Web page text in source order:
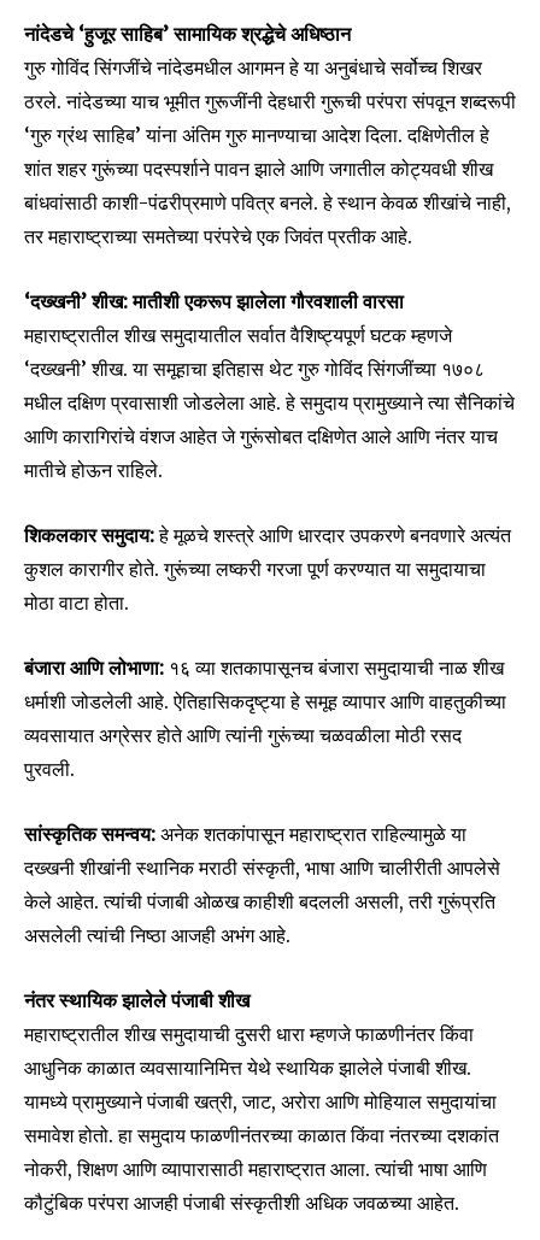
Join our community of
SUBSCRIBERS and be part of the
conversation.
or click the subscribe button below. Don't worry, we respect
your privacy and won't spam your inbox. Your information is
safe with us.
SUBSCRIBE
I've read and accept thePrivacy Policy
6,300 32,111
Followers
75
Followers
नांदेडचे ‘हुजूर साहिब’ सामायिक श्रद्धेचे अधिष्ठान
गुरु गोविंद सिंगजींचे नांदेडमधील आगमन हे या अनुबंधाचे सर्वोच्च शिखर
ठरले. नांदेडच्या याच भूमीत गुरूजींनी देहधारी गुरूची परंपरा संपवून शब्दरूपी
‘गुरु ग्रंथ साहिब’ यांना अंतिम गुरु मानण्याचा आदेश दिला. दक्षिणेतील हे
शांत शहर गुरूंच्या पदस्पर्शाने पावन झाले आणि जगातील कोट्यवधी शीख
बांधवांसाठी काशी-पंढरीप्रमाणे पवित्र बनले. हे स्थान केवळ शीखांचे नाही,
तर महाराष्ट्राच्या समतेच्या परंपरेचे एक जिवंत प्रतीक आहे.
‘दख्खनी’ शीख: मातीशी एकरूप झालेला गौरवशाली वारसा
महाराष्ट्रातील शीख समुदायातील सर्वात वैशिष्ट्यपूर्ण घटक म्हणजे
‘दख्खनी’ शीख. या समूहाचा इतिहास थेट गुरु गोविंद सिंगजींच्या १७०८
मधील दक्षिण प्रवासाशी जोडलेला आहे. हे समुदाय प्रामुख्याने त्या सैनिकांचे
आणि कारागिरांचे वंशज आहेत जे गुरूंसोबत दक्षिणेत आले आणि नंतर याच
मातीचे होऊन राहिले.
शिकलकार समुदाय:हे मूळचे शस्त्रे आणि धारदार उपकरणे बनवणारे अत्यंत
कुशल कारागीर होते. गुरूंच्या लष्करी गरजा पूर्ण करण्यात या समुदायाचा
मोठा वाटा होता.
बंजारा आणि लोभाणा: १६ व्या शतकापासूनच बंजारा समुदायाची नाळ शीख
धर्माशी जोडलेली आहे. ऐतिहासिकदृष्ट्या हे समूह व्यापार आणि वाहतुकीच्या
व्यवसायात अग्रेसर होते आणि त्यांनी गुरूंच्या चळवळीला मोठी रसद
पुरवली.
सांस्कृतिक समन्वय: अनेक शतकांपासून महाराष्ट्रात राहिल्यामुळे या
दख्खनी शीखांनी स्थानिक मराठी संस्कृती, भाषा आणि चालीरीती आपलेसे
केले आहेत. त्यांची पंजाबी ओळख काहीशी बदलली असली, तरी गुरूंप्रति
असलेली त्यांची निष्ठा आजही अभंग आहे.
नंतर स्थायिक झालेले पंजाबी शीख
महाराष्ट्रातील शीख समुदायाची दुसरी धारा म्हणजे फाळणीनंतर किंवा
आधुनिक काळात व्यवसायानिमित्त येथे स्थायिक झालेले पंजाबी शीख.
यामध्ये प्रामुख्याने पंजाबी खत्री, जाट, अरोरा आणि मोहियाल समुदायांचा
समावेश होतो. हा समुदाय फाळणीनंतरच्या काळात किंवा नंतरच्या दशकांत
नोकरी, शिक्षण आणि व्यापारासाठी महाराष्ट्रात आला. त्यांची भाषा आणि
कौटुंबिक परंपरा आजही पंजाबी संस्कृतीशी अधिक जवळच्या आहेत.